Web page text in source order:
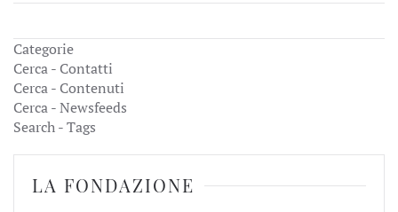
Categorie
Cerca - Contatti
Cerca - Contenuti
Cerca - Newsfeeds
Search - Tags
LA FONDAZIONE